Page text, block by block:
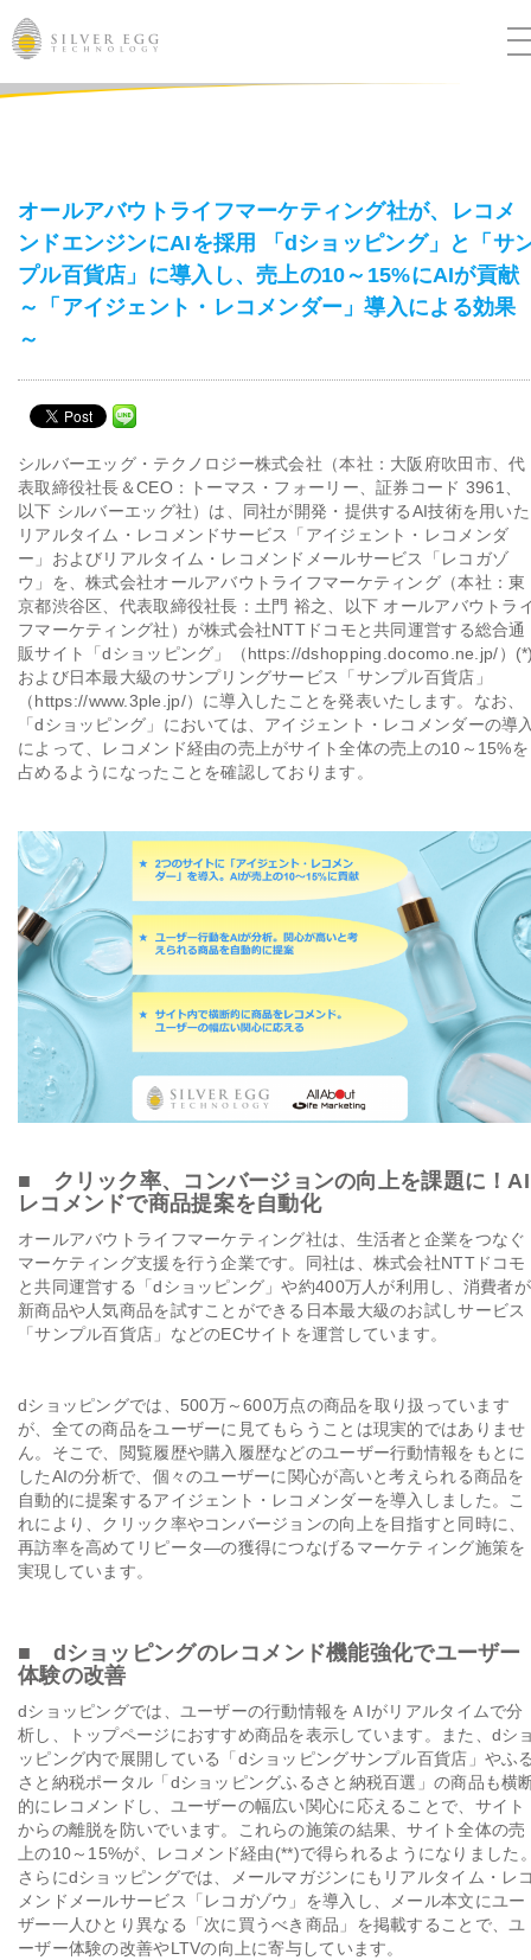
導入事例
ブログ
セミナー
IR
会社情報
採用
資料ダウンロード
お問い合わせ
オールアバウトライフマーケティング社が、レコメ
ンドエンジンにAIを採用 「dショッピング」と「サ
プル百貨店」に導入し、売上の10～15%にAIが貢献
～「アイジェント・レコメンダー」導入による効果
～
シルバーエッグ・テクノロジー株式会社（本社：大阪府吹田市、代
表取締役社長＆CEO：トーマス・フォーリー、証券コード 3961、
以下 シルバーエッグ社）は、同社が開発・提供するAI技術を用いた
リアルタイム・レコメンドサービス「アイジェント・レコメンダ
ー」およびリアルタイム・レコメンドメールサービス「レコガゾ
ウ」を、株式会社オールアバウトライフマーケティング（本社：東
京都渋谷区、代表取締役社長：土門 裕之、以下 オールアバウトラ
フマーケティング社）が株式会社NTTドコモと共同運営する総合通
販サイト「dショッピング」（https://dshopping.docomo.ne.jp/）
および日本最大級のサンプリングサービス「サンプル百貨店」
（https://www.3ple.jp/）に導入したことを発表いたします。なお、
「dショッピング」においては、アイジェント・レコメンダーの導
によって、レコメンド経由の売上がサイト全体の売上の10～15%を
占めるようになったことを確認しております。
■ クリック率、コンバージョンの向上を課題に！AI
レコメンドで商品提案を自動化
オールアバウトライフマーケティング社は、生活者と企業をつなぐ
マーケティング支援を行う企業です。同社は、株式会社NTTドコモ
と共同運営する「dショッピング」や約400万人が利用し、消費者が
新商品や人気商品を試すことができる日本最大級のお試しサービス
「サンプル百貨店」などのECサイトを運営しています。
dショッピングでは、500万～600万点の商品を取り扱っています
が、全ての商品をユーザーに見てもらうことは現実的ではありませ
ん。そこで、閲覧履歴や購入履歴などのユーザー行動情報をもとに
したAIの分析で、個々のユーザーに関心が高いと考えられる商品を
自動的に提案するアイジェント・レコメンダーを導入しました。こ
れにより、クリック率やコンバージョンの向上を目指すと同時に、
再訪率を高めてリピータ―の獲得につなげるマーケティング施策を
実現しています。
■ dショッピングのレコメンド機能強化でユーザー
体験の改善
dショッピングでは、ユーザーの行動情報をＡIがリアルタイムで分
析し、トップページにおすすめ商品を表示しています。また、dシ
ッピング内で展開している「dショッピングサンプル百貨店」やふ
さと納税ポータル「dショッピングふるさと納税百選」の商品も横
的にレコメンドし、ユーザーの幅広い関心に応えることで、サイト
からの離脱を防いでいます。これらの施策の結果、サイト全体の売
上の10～15%が、レコメンド経由(**)で得られるようになりました
さらにdショッピングでは、メールマガジンにもリアルタイム・レ
メンドメールサービス「レコガゾウ」を導入し、メール本文にユー
ザー一人ひとり異なる「次に買うべき商品」を掲載することで、ユ
ーザー体験の改善やLTVの向上に寄与しています。